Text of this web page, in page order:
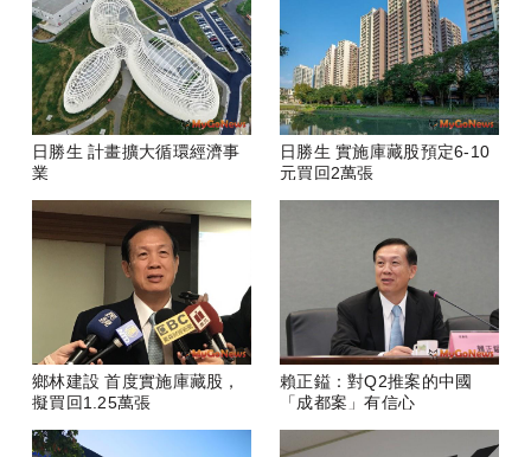
日勝生 計畫擴大循環經濟事
業
日勝生 實施庫藏股預定6-10
元買回2萬張
鄉林建設 首度實施庫藏股，
擬買回1.25萬張
賴正鎰：對Q2推案的中國
「成都案」有信心